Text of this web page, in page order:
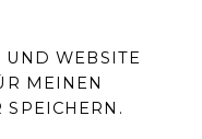
WEBSITE
MEINEN
SPEICHERN.